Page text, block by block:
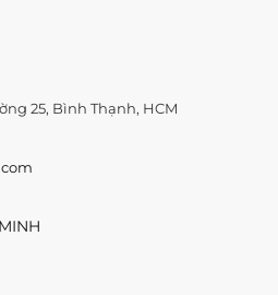
25, Bình Thạnh, HCM